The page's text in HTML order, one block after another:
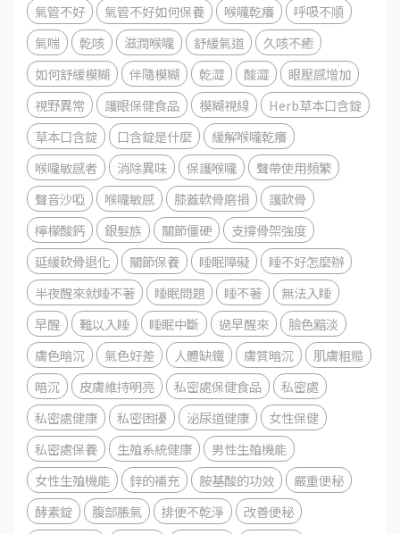
氣管不好
氣管不好如何保養 喉嚨乾癢
呼吸不順
氣喘
乾咳 滋潤喉嚨 舒緩氣道
久咳不癒
如何舒緩模糊
伴隨模糊 乾澀 酸澀
眼壓感增加
視野異常
護眼保健食品 模糊視線
Herb草本口含錠
草本口含錠
口含錠是什麼
緩解喉嚨乾癢
喉嚨敏感者
消除異味 保護喉嚨
聲帶使用頻繁
聲音沙啞
喉嚨敏感 膝蓋軟骨磨損
護軟骨
檸檬酸鈣
銀髮族 關節僵硬
支撐骨架強度
延緩軟骨退化
關節保養 睡眠障礙
睡不好怎麼辦
半夜醒來就睡不著
睡眠問題 睡不著
無法入睡
早醒
難以入睡 睡眠中斷 過早醒來
臉色黯淡
膚色暗沉
氣色好差 人體缺鐵 膚質暗沉
肌膚粗糙
暗沉
皮膚維持明亮 私密處保健食品
私密處
私密處健康
私密困擾 泌尿道健康
女性保健
私密處保養
生殖系統健康
男性生殖機能
女性生殖機能
鋅的補充 胺基酸的功效
嚴重便秘
酵素錠
腹部脹氣 排便不乾淨
改善便秘